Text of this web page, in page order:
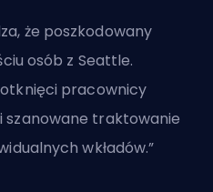
że poszkodowany
osób z Seattle.
pracownicy
traktowanie
wkładów.”